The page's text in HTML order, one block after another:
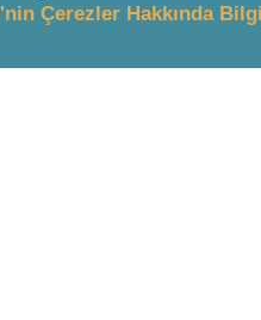
Çerezler Hakkında